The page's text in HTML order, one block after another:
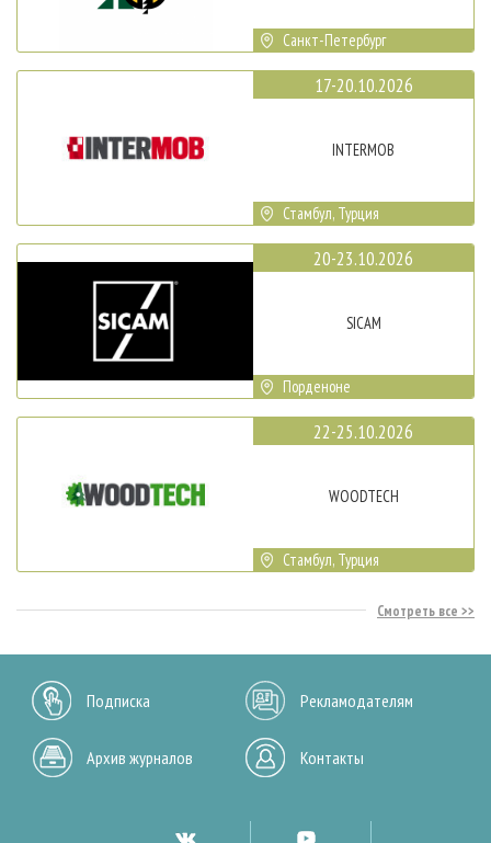
Санкт-Петербург
17-20.10.2026
INTERMOB
Стамбул, Турция
20-23.10.2026
SICAM
Порденоне
22-25.10.2026
WOODTECH
Стамбул, Турция
Смотреть все
Подписка Рекламодателям
Архив журналов Контакты